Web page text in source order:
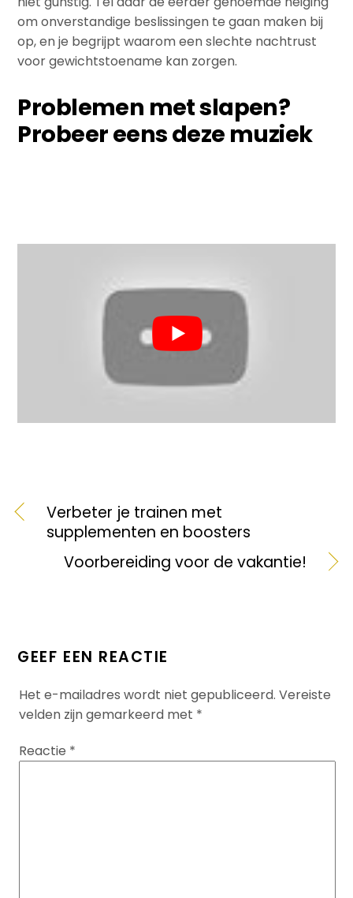
om onverstandige beslissingen te gaan maken bij
op, en je begrijpt waarom een slechte nachtrust
voor gewichtstoename kan zorgen.
Problemen met slapen?
Probeer eens deze muziek
Verbeter je trainen met
supplementen en boosters
Voorbereiding voor de vakantie!
GEEF EEN REACTIE
Het e-mailadres wordt niet gepubliceerd. Vereiste
velden zijn gemarkeerd met *
Reactie *